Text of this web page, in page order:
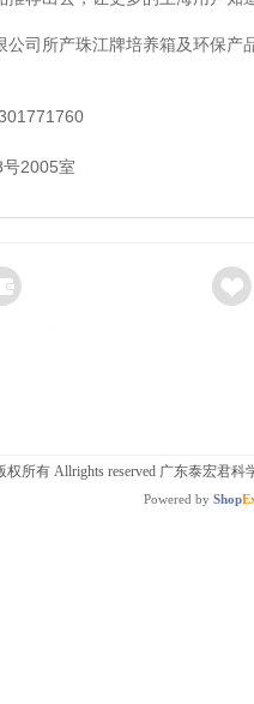
司所产珠江牌培养箱及环保产
2005室
权所有 Allrights reserved 广东泰宏君
Powered by Shop